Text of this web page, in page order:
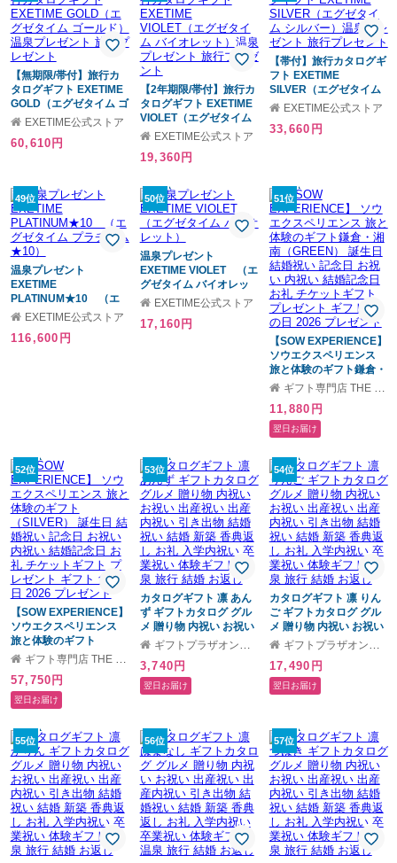
【無期限/帯付】旅行カ
タログギフト EXETIME
GOLD（エグゼタイム ゴ
ールド）温泉プレゼント
EXETIME公式ストア
60,610円
【2年期限/帯付】旅行カ
タログギフト EXETIME
VIOLET（エグゼタイム
バイオレット）温泉プレ
EXETIME公式ストア
19,360円
【帯付】旅行カタログギ
フト EXETIME
SILVER（エグゼタイム
シルバー）温泉プレゼン
EXETIME公式ストア
33,660円
49位
温泉プレゼント
EXETIME
PLATINUM★10 （エ
グゼタイム プラチナム
EXETIME公式ストア
116,600円
50位
温泉プレゼント
EXETIME VIOLET （エ
グゼタイム バイオレッ
ト）EXETIME公式ストア
17,160円
51位
【SOW EXPERIENCE】
ソウエクスペリエンス
旅と体験のギフト鎌倉・
湘南（GREEN） 誕生日
内祝い 結婚記念日 お礼
チケットギフト プレゼ
ント ギフト 父の日 2026
プレゼント
ギフト専門店 THE WOW
11,880円
翌日お届け
52位
【SOW EXPERIENCE】
ソウエクスペリエンス
旅と体験のギフト
（SILVER） 誕生日 結婚
い 結婚記念日 お礼 チケ
ットギフト プレゼント
ギフト 父の日 2026 プレ
ゼント
ギフト専門店 THE WOW
57,750円
翌日お届け
53位
カタログギフト 凛 あん
ず ギフトカタログ グル
メ 贈り物 内祝い お祝い
出産祝い 出産内祝い 引
築 香典返し お礼 入学内
祝い 卒業祝い 体験ギフ
ト 温泉 旅行 結婚 お返し
ギフトプラザオンライン
3,740円
翌日お届け
54位
カタログギフト 凛 りん
ご ギフトカタログ グル
メ 贈り物 内祝い お祝い
出産祝い 出産内祝い 引
築 香典返し お礼 入学内
祝い 卒業祝い 体験ギフ
ト 温泉 旅行 結婚 お返し
ギフトプラザオンライン
17,490円
翌日お届け
55位 56位 57位